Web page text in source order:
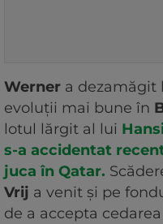
Werner a dezamăgit
evoluții mai bune în
lotul lărgit al lui
s-a accidentat
juca în Qatar.
Vrij a venit și pe
de a accepta